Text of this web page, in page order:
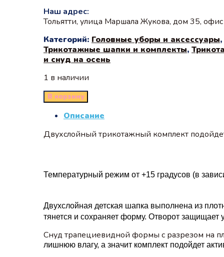
Наш адрес:
Тольятти, улица Маршала Жукова, дом 35,
Категорий: Головные уборы и аксессуары,
Трикотажные шапки и комплекты,
и снуд на осень
1 в наличии
В корзину
Описание
Двухслойный трикотажный комплект
Температурный режим от +15 градусов (в
Двухслойная детская шапка выполнена из
тянется и сохраняет форму. Отворот защищает
Снуд трапециевидной формы с разрезом на
лишнюю влагу, а значит комплект подойдет